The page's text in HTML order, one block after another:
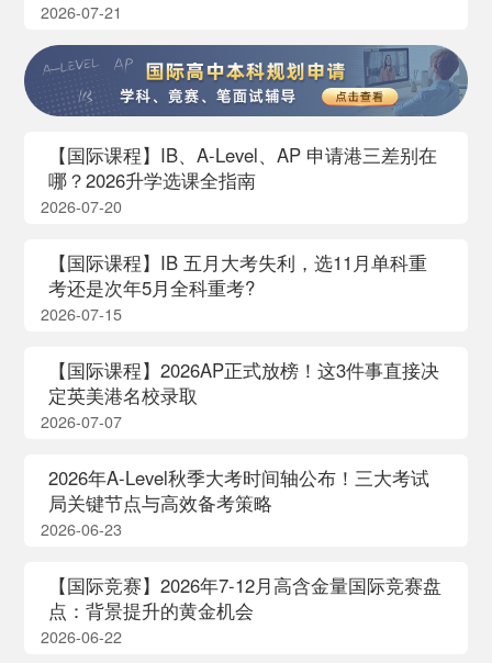
2026-07-21
【国际课程】IB、A-Level、AP 申请港三差别在
哪？2026升学选课全指南
2026-07-20
【国际课程】IB 五月大考失利，选11月单科重
考还是次年5月全科重考?
2026-07-15
【国际课程】2026AP正式放榜！这3件事直接决
定英美港名校录取
2026-07-07
2026年A-Level秋季大考时间轴公布！三大考试
局关键节点与高效备考策略
2026-06-23
【国际竞赛】2026年7-12月高含金量国际竞赛盘
点：背景提升的黄金机会
2026-06-22